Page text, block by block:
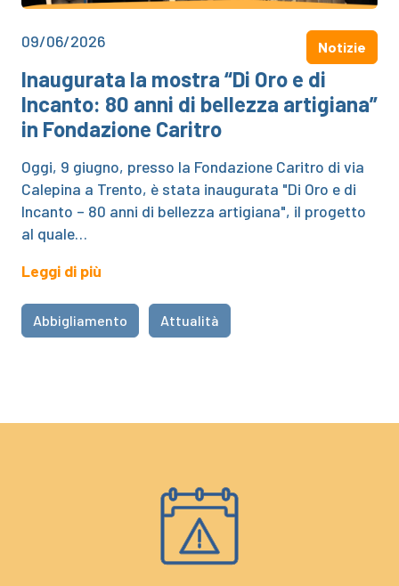
09/06/2026 Notizie
Inaugurata la mostra “Di Oro e di
Incanto: 80 anni di bellezza artigiana”
in Fondazione Caritro
Oggi, 9 giugno, presso la Fondazione Caritro di via
Calepina a Trento, è stata inaugurata "Di Oro e di
Incanto – 80 anni di bellezza artigiana", il progetto
al quale…
Leggi di più
Abbigliamento Attualità